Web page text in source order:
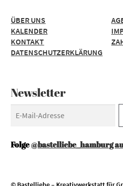
ÜBER UNS
KALENDER
KONTAKT
DATENSCHUTZERKLÄRUNG
Newsletter
Folge@bastelliebe_hamburg